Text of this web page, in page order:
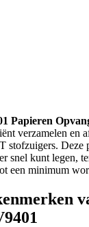
Papieren
verzamelen en
Deze
snel kunt legen,
een minimum